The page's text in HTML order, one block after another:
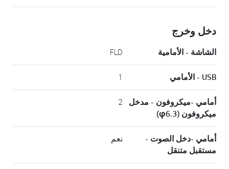
دخل وخرج
الشاشة - الأمامية FLD
USB - الأمامي 1
أمامي -ميكروفون - مدخل
ميكروفون (φ6.3)
2
أمامي -دخل الصوت -
مستقبل متنقل
نعم